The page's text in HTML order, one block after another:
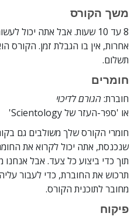
משך הקורס
8 עד 10 שעות. אבל אתה
אחרות, אין בו הגבלת זמן. הקורס
תשלום.
חומרים
חוברת:הגורם לדיכוי
או 'ספר-העזר של Scientology'
חומרי הקורס שלך משולבים גם
שנכנסת, אתה יכול לקרוא את
תוך כדי ביצוע כל צעד. אבל אנחנו
תרכוש את החוברת, כדי לעבור
מחובר לתוכנית הקורס.
פיקוח